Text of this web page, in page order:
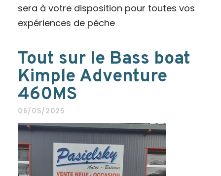
sera à votre disposition pour toutes vos
expériences de pêche
Tout sur le Bass boat
Kimple Adventure
460MS
06/05/2025